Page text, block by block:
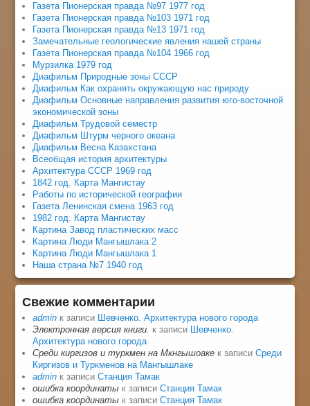
Газета Пионерская правда №97 1977 год
Газета Пионерская правда №103 1971 год
Газета Пионерская правда №13 1971 год
Замечательные геологические явления нашей страны
Газета Пионерская правда №104 1966 год
Мурзилка 1979 год
Диафильм Природные зоны СССР
Диафильм Как охранять окружающую нас природу
Диафильм Основные направления развития юго-восточной
экономической зоны
Диафильм Трудовой семестр
Диафильм Штурм черного океана
Диафильм Весна Казахстана
Всеобщая история архитектуры
Архитектура СССР 1969 год
1842 год. Карта Мангистау
Работы по исторической географии
Газета Ленинская смена 1963 год
1982 год. Карта Мангистау
Картина Завод пластических масс
Картина Люди Мангышлака 2
Картина Люди Мангышлака 1
Наша страна №7 1940 год
Свежие комментарии
admin к записи Шевченко. Архитектура нового города
Электронная версия книги. к записи Шевченко.
Архитектура нового города
Среди киргизов и туркмен на Мкнгышоаке к записиСреди
Киргизов и Туркменов на Мангышлаке
admin к записиСтанция Тамак
ошибка координаты к записиСтанция Тамак
ошибка координаты к записиСтанция Тамак